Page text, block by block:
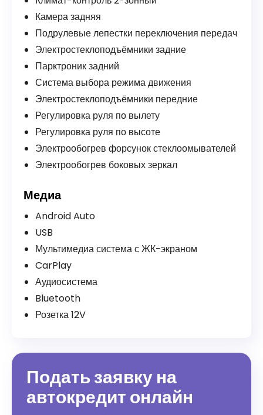
Камера задняя
Подрулевые лепестки переключения передач
Электростеклоподъёмники задние
Парктроник задний
Система выбора режима движения
Электростеклоподъёмники передние
Регулировка руля по вылету
Регулировка руля по высоте
Электрообогрев форсунок стеклоомывателей
Электрообогрев боковых зеркал
Медиа
Android Auto
USB
Мультимедиа система с ЖК-экраном
CarPlay
Аудиосистема
Bluetooth
Розетка 12V
Подать заявку на
автокредит онлайн